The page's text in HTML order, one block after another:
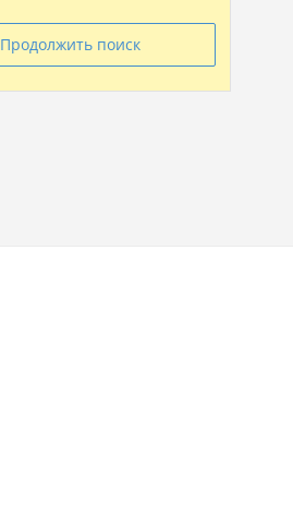
Продолжить поиск